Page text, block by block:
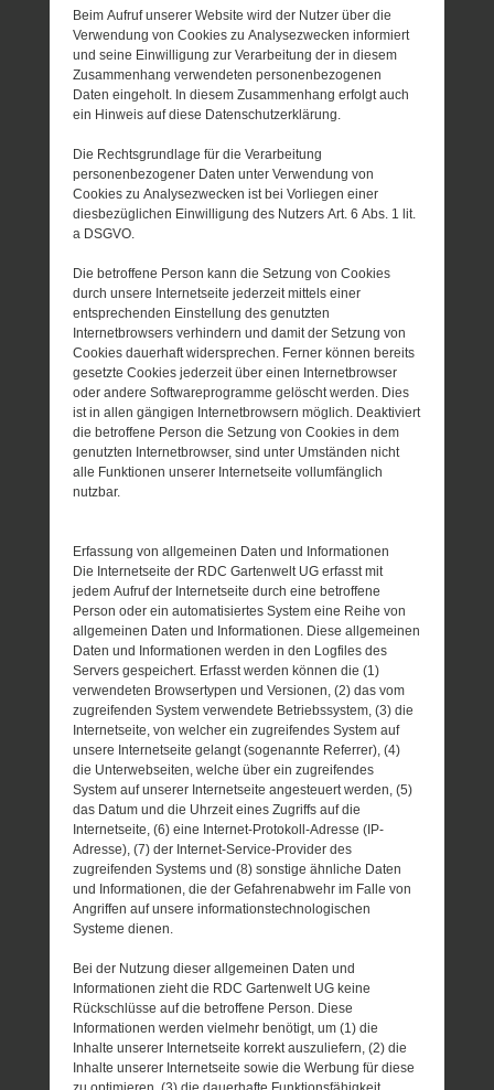
Beim Aufruf unserer Website wird der Nutzer über die
Verwendung von Cookies zu Analysezwecken informiert
und seine Einwilligung zur Verarbeitung der in diesem
Zusammenhang verwendeten personenbezogenen
Daten eingeholt. In diesem Zusammenhang erfolgt auch
ein Hinweis auf diese Datenschutzerklärung.
Die Rechtsgrundlage für die Verarbeitung
personenbezogener Daten unter Verwendung von
Cookies zu Analysezwecken ist bei Vorliegen einer
diesbezüglichen Einwilligung des Nutzers Art. 6 Abs. 1 lit.
a DSGVO.
Die betroffene Person kann die Setzung von Cookies
durch unsere Internetseite jederzeit mittels einer
entsprechenden Einstellung des genutzten
Internetbrowsers verhindern und damit der Setzung von
Cookies dauerhaft widersprechen. Ferner können bereits
gesetzte Cookies jederzeit über einen Internetbrowser
oder andere Softwareprogramme gelöscht werden. Dies
ist in allen gängigen Internetbrowsern möglich. Deaktiviert
die betroffene Person die Setzung von Cookies in dem
genutzten Internetbrowser, sind unter Umständen nicht
alle Funktionen unserer Internetseite vollumfänglich
nutzbar.
Erfassung von allgemeinen Daten und Informationen
Die Internetseite der RDC Gartenwelt UG erfasst mit
jedem Aufruf der Internetseite durch eine betroffene
Person oder ein automatisiertes System eine Reihe von
allgemeinen Daten und Informationen. Diese allgemeinen
Daten und Informationen werden in den Logfiles des
Servers gespeichert. Erfasst werden können die (1)
verwendeten Browsertypen und Versionen, (2) das vom
zugreifenden System verwendete Betriebssystem, (3) die
Internetseite, von welcher ein zugreifendes System auf
unsere Internetseite gelangt (sogenannte Referrer), (4)
die Unterwebseiten, welche über ein zugreifendes
System auf unserer Internetseite angesteuert werden, (5)
das Datum und die Uhrzeit eines Zugriffs auf die
Internetseite, (6) eine Internet-Protokoll-Adresse (IP-
Adresse), (7) der Internet-Service-Provider des
zugreifenden Systems und (8) sonstige ähnliche Daten
und Informationen, die der Gefahrenabwehr im Falle von
Angriffen auf unsere informationstechnologischen
Systeme dienen.
Bei der Nutzung dieser allgemeinen Daten und
Informationen zieht die RDC Gartenwelt UG keine
Rückschlüsse auf die betroffene Person. Diese
Informationen werden vielmehr benötigt, um (1) die
Inhalte unserer Internetseite korrekt auszuliefern, (2) die
Inhalte unserer Internetseite sowie die Werbung für diese